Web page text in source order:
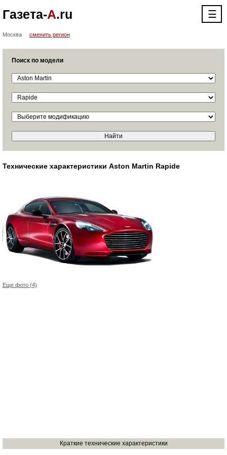
Газета-А.ru ☰
Москва сменить регион
Поиск по модели
Технические характеристики Aston Martin Rapide
Еще фото (4)
Краткие технические характеристики